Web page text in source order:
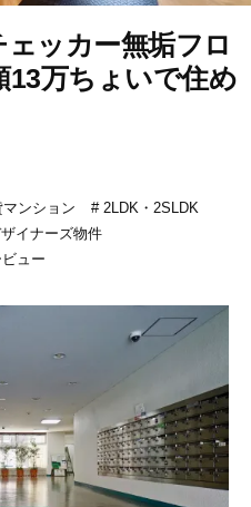
ェッカー無垢フロ
13万ちょいで住め
マンション
2LDK・2SLDK
イナーズ物件
ビュー